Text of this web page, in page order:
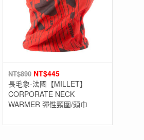
NT$890 NT$445
長毛象-法國【MILLET】
CORPORATE NECK
WARMER 彈性頸圍/頭巾